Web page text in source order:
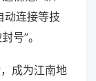
动连接等技
号”。
成为江南地